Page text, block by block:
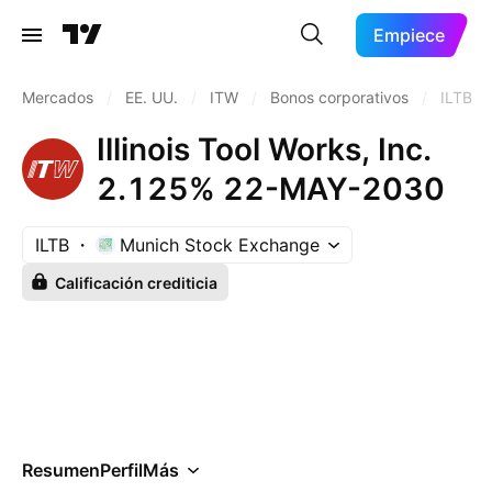
Empiece
Mercados EE. UU. ITW Bonos corporativos ILTB
Illinois Tool Works, Inc.
2.125% 22-MAY-2030
ILTB Munich Stock Exchange
Calificación crediticia
ResumenPerfilMás